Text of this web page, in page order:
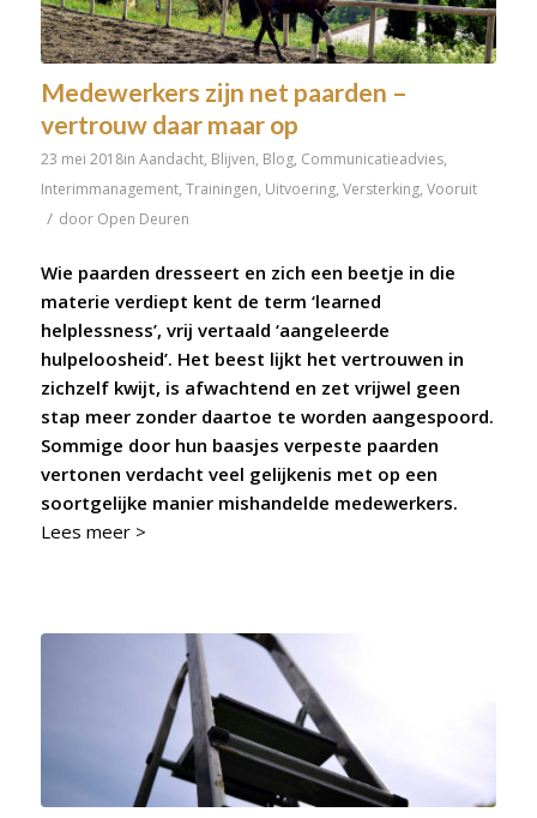
Medewerkers zijn net paarden –
vertrouw daar maar op
23 mei 2018in Aandacht, Blijven, Blog, Communicatieadvies,
Interimmanagement, Trainingen, Uitvoering, Versterking, Vooruit
/ door Open Deuren
Wie paarden dresseert en zich een beetje in die
materie verdiept kent de term ‘learned
helplessness’, vrij vertaald ‘aangeleerde
hulpeloosheid’. Het beest lijkt het vertrouwen in
zichzelf kwijt, is afwachtend en zet vrijwel geen
stap meer zonder daartoe te worden aangespoord.
Sommige door hun baasjes verpeste paarden
vertonen verdacht veel gelijkenis met op een
soortgelijke manier mishandelde medewerkers.
Lees meer >